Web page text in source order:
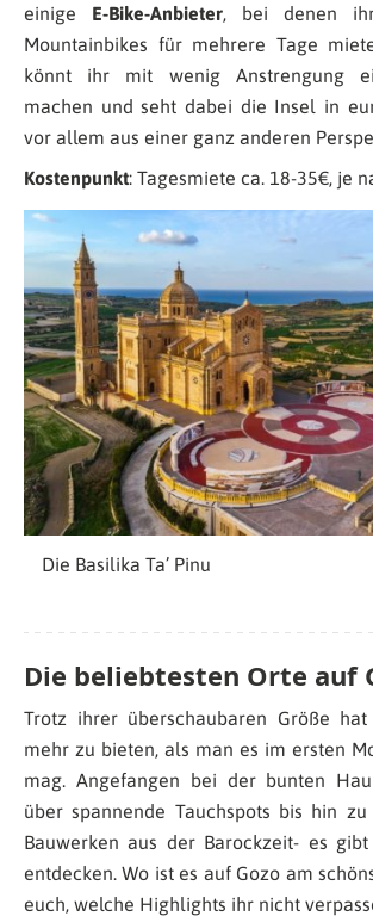
einige E-Bike-Anbieter, bei denen
Mountainbikes für mehrere Tage
könnt ihr mit wenig Anstrengung
machen und seht dabei die Insel in
vor allem aus einer ganz anderen
Kostenpunkt: Tagesmiete ca. 18-35€, je
Die Basilika Ta’ Pinu
Die beliebtesten Orte auf
Trotz ihrer überschaubaren Größe
mehr zu bieten, als man es im ersten
mag. Angefangen bei der bunten
über spannende Tauchspots bis hin
Bauwerken aus der Barockzeit- es
entdecken. Wo ist es auf Gozo am
euch, welche Highlights ihr nicht